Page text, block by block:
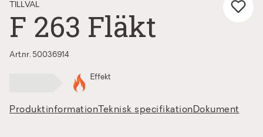
TILLVAL
F 263 Fläkt
Art.nr. 50036914
Effekt
Produktinformation Teknisk specifikationDokument